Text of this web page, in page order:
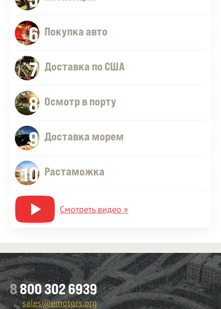
6 Покупка авто
7 Доставка по США
8 Осмотр в порту
9 Доставка морем
10 Растаможка
Смотреть видео »
8800 302 6939
sales@emotors.org